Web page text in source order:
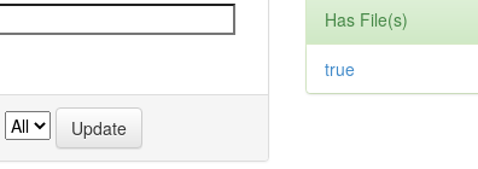
Has File(s)
true